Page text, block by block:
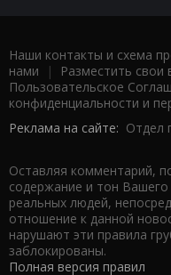
Наши контакты и схема
нами | Разместить
Пользовательское
конфиденциальности и
Реклама на сайте: Отдел
Оставляя комментарий,
содержание и тон
реальных людей,
отношение к данной
нарушают эти правила
заблокированы.
Полная версия правил